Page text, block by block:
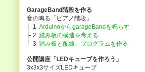
GarageBand階段を作る
音の鳴る「ピアノ階段」
├ 1. ArduinoからgarageBandを鳴らす
├ 2. 踏み板の構造を考える
└ 3. 踏み板と配線、プログラムを作る
公開講座「LEDキューブを作ろう」
3x3x3サイズLEDキューブ